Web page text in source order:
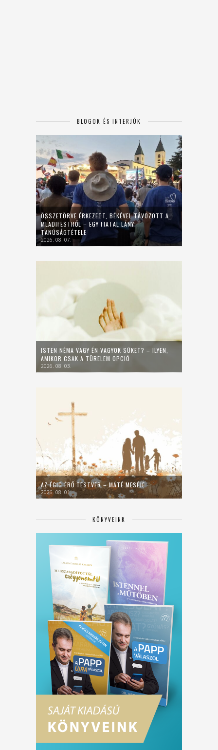
BLOGOK ÉS INTERJÚK
ÖSSZETÖRVE ÉRKEZETT, BÉKÉVEL TÁVOZOTT A
MLADIFESTRŐL – EGY FIATAL LÁNY
TANÚSÁGTÉTELE
2026. 08. 07.
ISTEN NÉMA VAGY ÉN VAGYOK SÜKET? – ILYEN,
AMIKOR CSAK A TÜRELEM OPCIÓ
2026. 08. 03.
AZ ÉGIG ÉRŐ TESTVÉR – MÁTÉ MESÉJE
2026. 08. 01.
KÖNYVEINK